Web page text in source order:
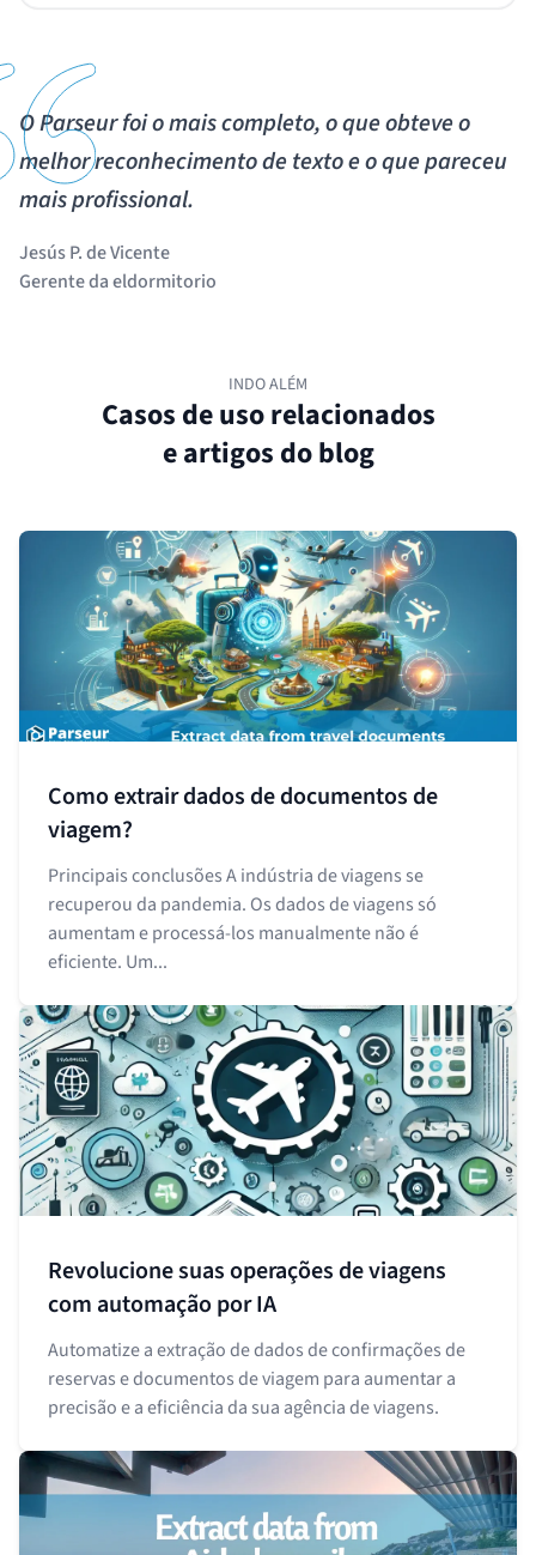
O Parseur foi o mais completo, o que obteve o
melhor reconhecimento de texto e o que pareceu
mais profissional.
Jesús P. de Vicente
Gerente da eldormitorio
INDO ALÉM
Casos de uso relacionados
e artigos do blog
Como extrair dados de documentos de
viagem?
Principais conclusões A indústria de viagens se
recuperou da pandemia. Os dados de viagens só
aumentam e processá-los manualmente não é
eficiente. Um...
Revolucione suas operações de viagens
com automação por IA
Automatize a extração de dados de confirmações de
reservas e documentos de viagem para aumentar a
precisão e a eficiência da sua agência de viagens.